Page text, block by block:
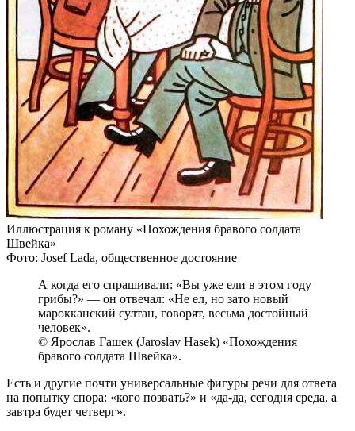
Иллюстрация к роману «Похождения бравого солдата
Швейка»
Фото: Josef Lada, общественное достояние
А когда его спрашивали: «Вы уже ели в этом году
грибы?» — он отвечал: «Не ел, но зато новый
марокканский султан, говорят, весьма достойный
человек».
© Ярослав Гашек (Jaroslav Hasek) «Похождения
бравого солдата Швейка».
Есть и другие почти универсальные фигуры речи для ответа
на попытку спора: «кого позвать?» и «да-да, сегодня среда, а
завтра будет четверг».